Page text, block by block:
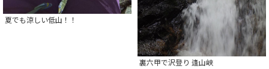
夏でも涼しい低山！！
裏六甲で沢登り 逢山峡